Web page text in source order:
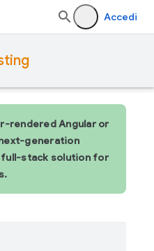
Accedi
rendered Angular or
generation
full-stack solution for